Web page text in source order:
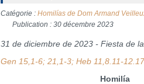
Catégorie : Homilías de Dom Armand
Publication : 30 décembre 2023
31 de diciembre de 2023 - Fiesta de
Gen 15,1-6; 21,1-3; Heb 11,8.11-
Homilía